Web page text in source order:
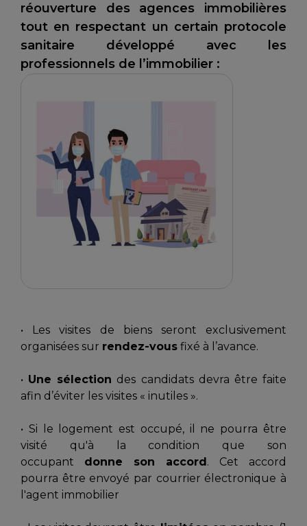
réouverture des agences immobilières
tout en respectant un certain protocole
sanitaire développé avec les
professionnels de l’immobilier :
• Les visites de biens seront exclusivement
organisées sur rendez-vous fixé à l’avance.
• Une sélection des candidats devra être faite
afin d’éviter les visites « inutiles ».
• Si le logement est occupé, il ne pourra être
visité qu'à la condition que son
occupant donne son accord. Cet accord
pourra être envoyé par courrier électronique à
l'agent immobilier